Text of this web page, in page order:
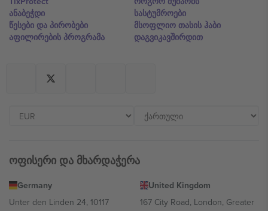
ანაბეჭდი
წესები და პირობები
აფილირების პროგრამა
სასტუმროები
მსოფლიო თასის ჰაბი
დაგვიკავშირდით
ოფისერი და მხარდაჭერა
Germany
Unter den Linden 24, 10117
United Kingdom
167 City Road, London, Greater